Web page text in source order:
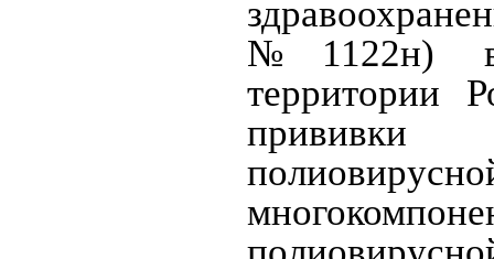
№1122н)
территории
прививки